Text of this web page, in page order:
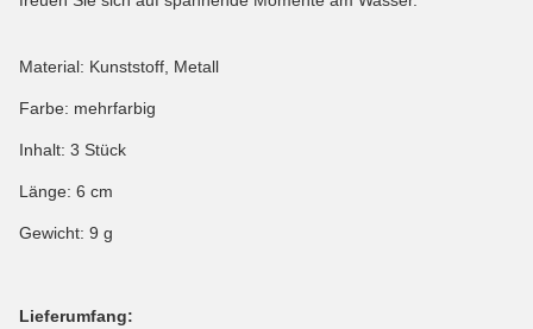
Material: Kunststoff, Metall
Farbe: mehrfarbig
Inhalt: 3 Stück
Länge: 6 cm
Gewicht: 9 g
Lieferumfang: